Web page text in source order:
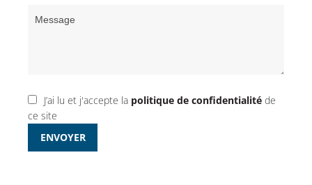
J’ai lu et j'accepte la politique de confidentialité de
ce site
ENVOYER